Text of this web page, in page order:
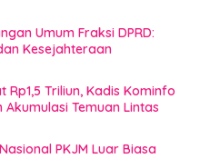
Umum Fraksi DPRD:
Kesejahteraan
Triliun, Kadis Kominfo
Temuan Lintas
PKJM Luar Biasa